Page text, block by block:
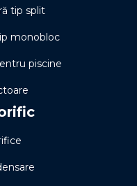
tip split
monobloc
piscine